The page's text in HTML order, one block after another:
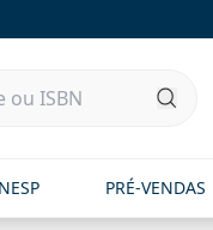
PRÉ-VENDAS